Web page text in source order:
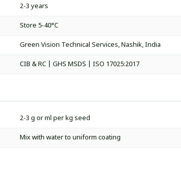
2-3 years
Store 5-40°C
Green Vision Technical Services, Nashik, India
CIB & RC | GHS MSDS | ISO 17025:2017
2-3 g or ml per kg seed
Mix with water to uniform coating